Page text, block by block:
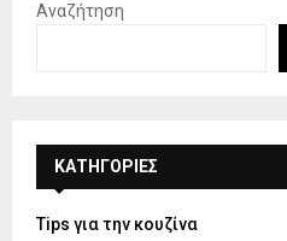
Αναζήτηση
KΑΤΗΓΟΡΊΕΣ
Tips για την κουζίνα